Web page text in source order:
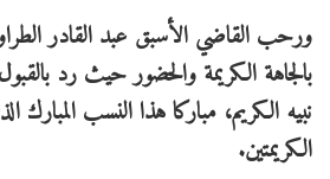
ورحب القاضي الأسبق عبد القادر
بالجاهة الكريمة والحضور حيث رد
نبيه الكريم، مباركا هذا النسب المبارك
الكريمتين.